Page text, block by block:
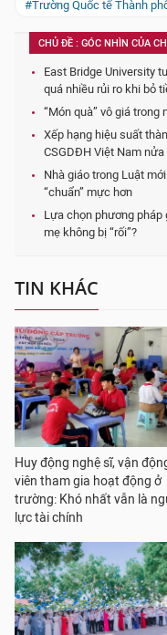
#Trường Quốc tế Thành
CHỦ ĐỀ : GÓC NHÌN CỦA
East Bridge University
quá nhiều rủi ro khi bỏ
“Món quà” vô giá trong
Xếp hạng hiệu suất
CSGDĐH Việt Nam
Nhà giáo trong Luật
“chuẩn” mực hơn
Lựa chọn phương
mẹ không bị “rối”?
TIN KHÁC
Huy động nghệ sĩ, vận
viên tham gia hoạt động ở
trường: Khó nhất vẫn là
lực tài chính